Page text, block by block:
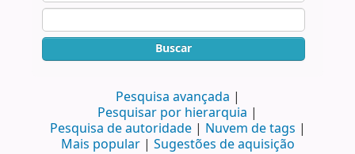
Buscar
Pesquisa avançada
Pesquisar por hierarquia
Pesquisa de autoridade
Nuvem de tags
Mais popular
Sugestões de aquisição